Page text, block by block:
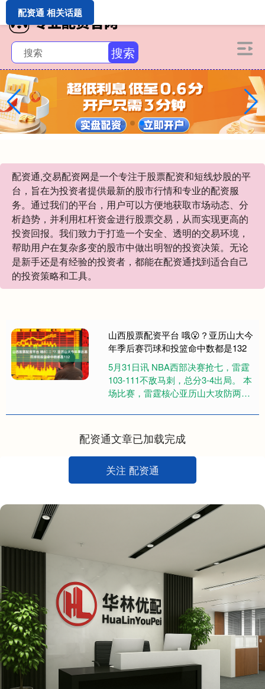
搜索
配资通,交易配资网是一个专注于股票配资和短线炒股的平
台，旨在为投资者提供最新的股市行情和专业的配资服
务。通过我们的平台，用户可以方便地获取市场动态、分
析趋势，并利用杠杆资金进行股票交易，从而实现更高的
投资回报。我们致力于打造一个安全、透明的交易环境，
帮助用户在复杂多变的股市中做出明智的投资决策。无论
是新手还是有经验的投资者，都能在配资通找到适合自己
的投资策略和工具。
配资通 相关话题
山西股票配资平台 哦😮？亚历山大今
年季后赛罚球和投篮命中数都是132
5月31日讯 NBA西部决赛抢七，雷霆
103-111不敌马刺，总分3-4出局。 本
场比赛，雷霆核心亚历山大攻防两端
分5中2....
配资通文章已加载完成
关注 配资通